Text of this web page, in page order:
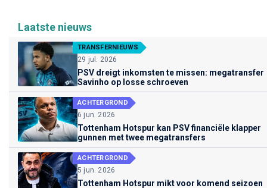
Laatste nieuws
TRANSFERNIEUWS
29 jul. 2026
PSV dreigt inkomsten te missen: megatransfer
Savinho op losse schroeven
ACHTERGROND
6 jun. 2026
Tottenham Hotspur kan PSV financiële klapper
gunnen met twee megatransfers
ACHTERGROND
5 jun. 2026
Tottenham Hotspur mikt voor komend seizoen